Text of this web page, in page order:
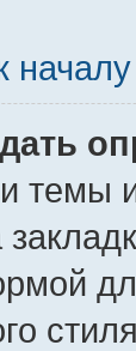
началу
темы